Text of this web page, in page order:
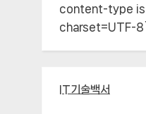
content-type
charset=UTF-
IT기술백서